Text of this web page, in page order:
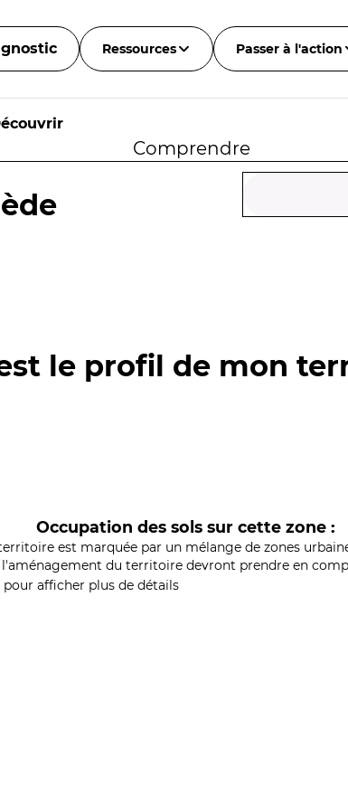
Ressources Passer à l'action
Comprendre
le profil de mon
Occupation des sols sur cette zone :
est marquée par un mélange de zones
du territoire devront prendre en
afficher plus de détails